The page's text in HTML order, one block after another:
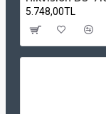
5.748,00TL